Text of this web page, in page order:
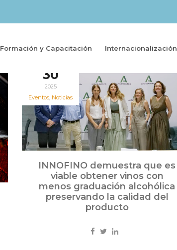
Formación y Capacitación Internacionalización
30
2025
Eventos, Noticias
INNOFINO demuestra que es
viable obtener vinos con
menos graduación alcohólica
preservando la calidad del
producto